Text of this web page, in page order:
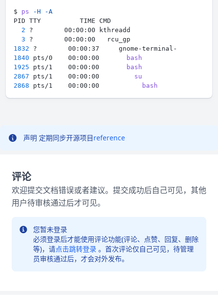
$ ps -H
-A
2
3
1832
1840 pts/0    00:00:00
bash
1925 pts/1    00:00:00
bash
2867 pts/1    00:00:00 su
2868 pts/1    00:00:00 bash
声明 定期同步开源项目reference
评论
欢迎提交文档错误或者建议。提交成功后自己可见，其他
用户待审核通过后才可见。
您暂未登录
必须登录后才能使用评论功能(评论、点赞、回复、删除
等)，请点击跳转登录 。首次评论仅自己可见，待管理
员审核通过后，才会对外发布。